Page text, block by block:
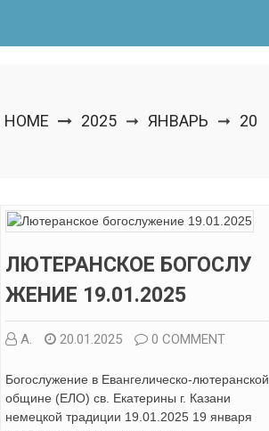
HOME 2025 ➞ ЯНВАРЬ ➞ 20
ЛЮТЕРАНСКОЕ БОГОСЛУ
ЖЕНИЕ 19.01.2025
А. 20.01.2025 0 COMMENT
Богослужение в Евангелическо-лютеранской
общине (ЕЛО) св. Екатерины г. Казани
немецкой традиции 19.01.2025 19 января